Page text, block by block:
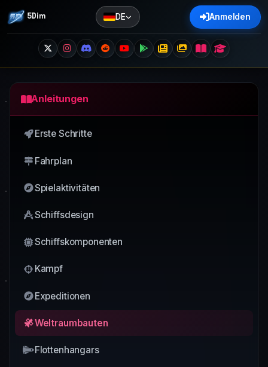
5Dim DE Anmelden
Anleitungen
Erste Schritte
Fahrplan
Spielaktivitäten
Schiffsdesign
Schiffskomponenten
Kampf
Expeditionen
Weltraumbauten
Flottenhangars